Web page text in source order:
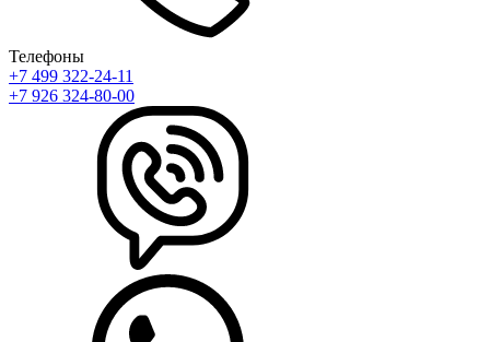
Телефоны
+7 499 322-24-11
+7 926 324-80-00